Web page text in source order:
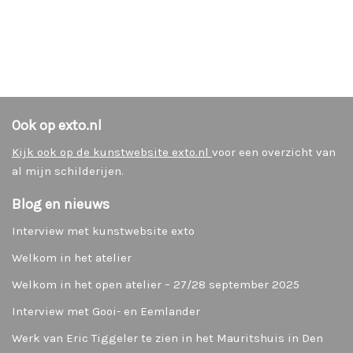
Ook op exto.nl
Kijk ook op de kunstwebsite exto.nl voor een overzicht van
al mijn schilderijen.
Blog en nieuws
Interview met kunstwebsite exto
Welkom in het atelier
Welkom in het open atelier – 27/28 september 2025
Interview met Gooi- en Eemlander
Werk van Eric Tiggeler te zien in het Mauritshuis in Den